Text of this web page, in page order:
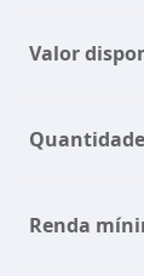
Valor
Renda